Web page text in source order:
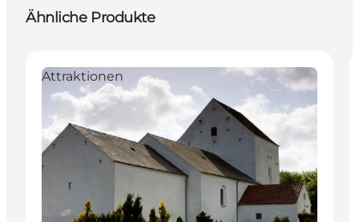
Ähnliche Produkte
Attraktionen